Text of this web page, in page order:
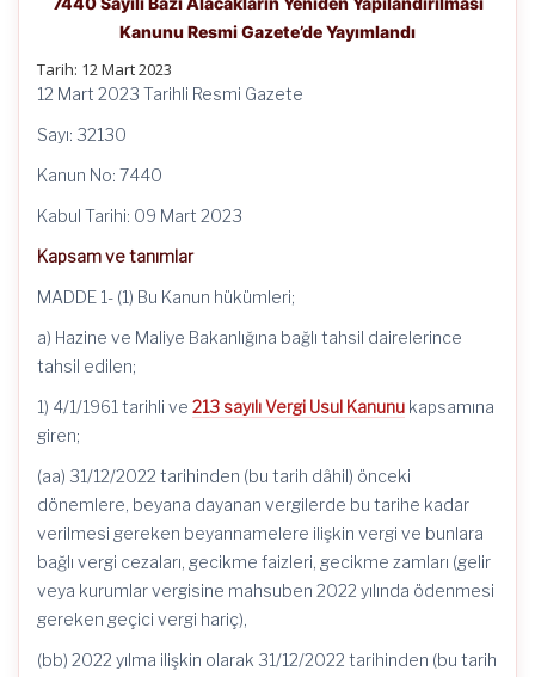
Kanunu Resmi Gazete’de Yayımlandı
Tarih: 12 Mart 2023
12 Mart 2023 Tarihli Resmi Gazete
Sayı: 32130
Kanun No: 7440
Kabul Tarihi: 09 Mart 2023
Kapsam ve tanımlar
MADDE 1- (1) Bu Kanun hükümleri;
a) Hazine ve Maliye Bakanlığına bağlı tahsil dairelerince
tahsil edilen;
1) 4/1/1961 tarihli ve 213 sayılı Vergi Usul Kanunu kapsamına
giren;
(aa) 31/12/2022 tarihinden (bu tarih dâhil) önceki
dönemlere, beyana dayanan vergilerde bu tarihe kadar
verilmesi gereken beyannamelere ilişkin vergi ve bunlara
bağlı vergi cezaları, gecikme faizleri, gecikme zamları (gelir
veya kurumlar vergisine mahsuben 2022 yılında ödenmesi
gereken geçici vergi hariç),
(bb) 2022 yılma ilişkin olarak 31/12/2022 tarihinden (bu tarih